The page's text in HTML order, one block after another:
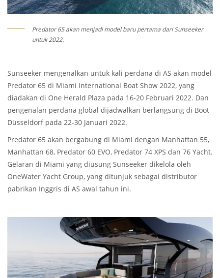
Predator 65 akan menjadi model baru pertama dari Sunseeker
untuk 2022.
Sunseeker mengenalkan untuk kali perdana di AS akan model
Predator 65 di Miami International Boat Show 2022, yang
diadakan di One Herald Plaza pada 16-20 Februari 2022. Dan
pengenalan perdana global dijadwalkan berlangsung di Boot
Düsseldorf pada 22-30 Januari 2022.
Predator 65 akan bergabung di Miami dengan Manhattan 55,
Manhattan 68, Predator 60 EVO, Predator 74 XPS dan 76 Yacht.
Gelaran di Miami yang diusung Sunseeker dikelola oleh
OneWater Yacht Group, yang ditunjuk sebagai distributor
pabrikan Inggris di AS awal tahun ini.